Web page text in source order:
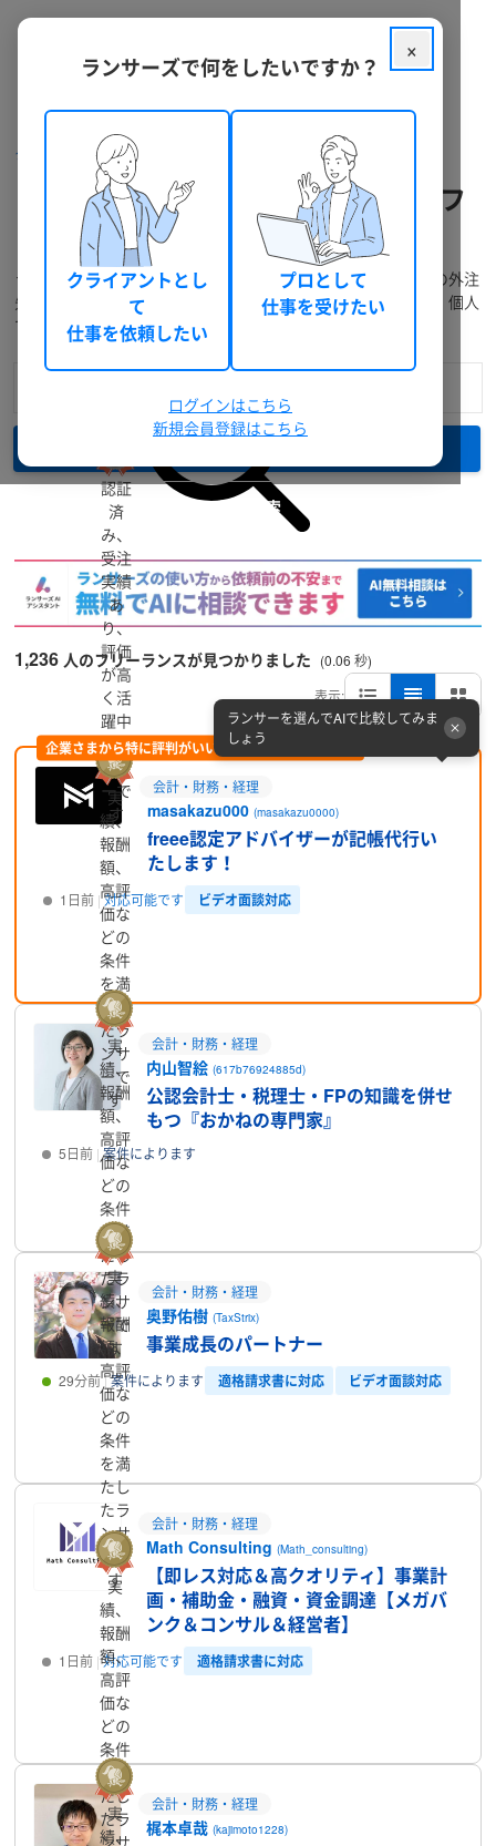
クラウドソーシング ランサーズ フリーランスを探す
コンサルティング・シンクタンクのフ
リーランスを探す
ランサーズには、経験豊富なフリーランスが多数在籍。プロの外注
先に発注・仕事依頼をしたい方は料金や実績で検索できます。個人
で仕事を受注したい方には無料登録がおすすめです。
詳細検索
1,236 人のフリーランスが見つかりました (0.06 秒)
表示:
企業さまから特に評判がいい方をピックアップ (PR)
認証
済
み、
受注
実績
あ
り、
評価
が高
く活
躍中
のラ
ンサ
ーで
す
会計・財務・経理
masakazu000(masakazu0000)
freee認定アドバイザーが記帳代行い
たします！
ランサーを選んでAIで比較してみま
しょう
1日前 対応可能です ビデオ面談対応
実
績、
報酬
額、
高評
価な
どの
条件
を満
たし
たラ
ンサ
ーで
す
会計・財務・経理
内山智絵(617b76924885d)
公認会計士・税理士・FPの知識を併せ
もつ『おかねの専門家』
5日前 案件によります
実
績、
報酬
額、
高評
価な
どの
条件
を満
たし
たラ
ンサ
ーで
す
会計・財務・経理
奥野佑樹(TaxStrix)
事業成長のパートナー
29分前 案件によります 適格請求書に対応 ビデオ面談対応
実
績、
報酬
額、
高評
価な
どの
条件
を満
たし
たラ
ンサ
ーで
す
会計・財務・経理
Math Consulting(Math_consulting)
【即レス対応＆高クオリティ】事業計
画・補助金・融資・資金調達【メガバ
ンク＆コンサル＆経営者】
1日前 対応可能です 適格請求書に対応
実
績、
報酬
額、
高評
価な
どの
条件
を満
たし
たラ
ンサ
会計・財務・経理
梶本卓哉(kajimoto1228)
実
績、
×
ランサーズで何をしたいですか？
クライアントとし
て
仕事を依頼したい
プロとして
仕事を受けたい
ログインはこちら
新規会員登録はこちら